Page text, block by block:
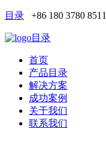
目录 +86 180 3780 8511
目录
首页
产品目录
解决方案
成功案例
关于我们
联系我们